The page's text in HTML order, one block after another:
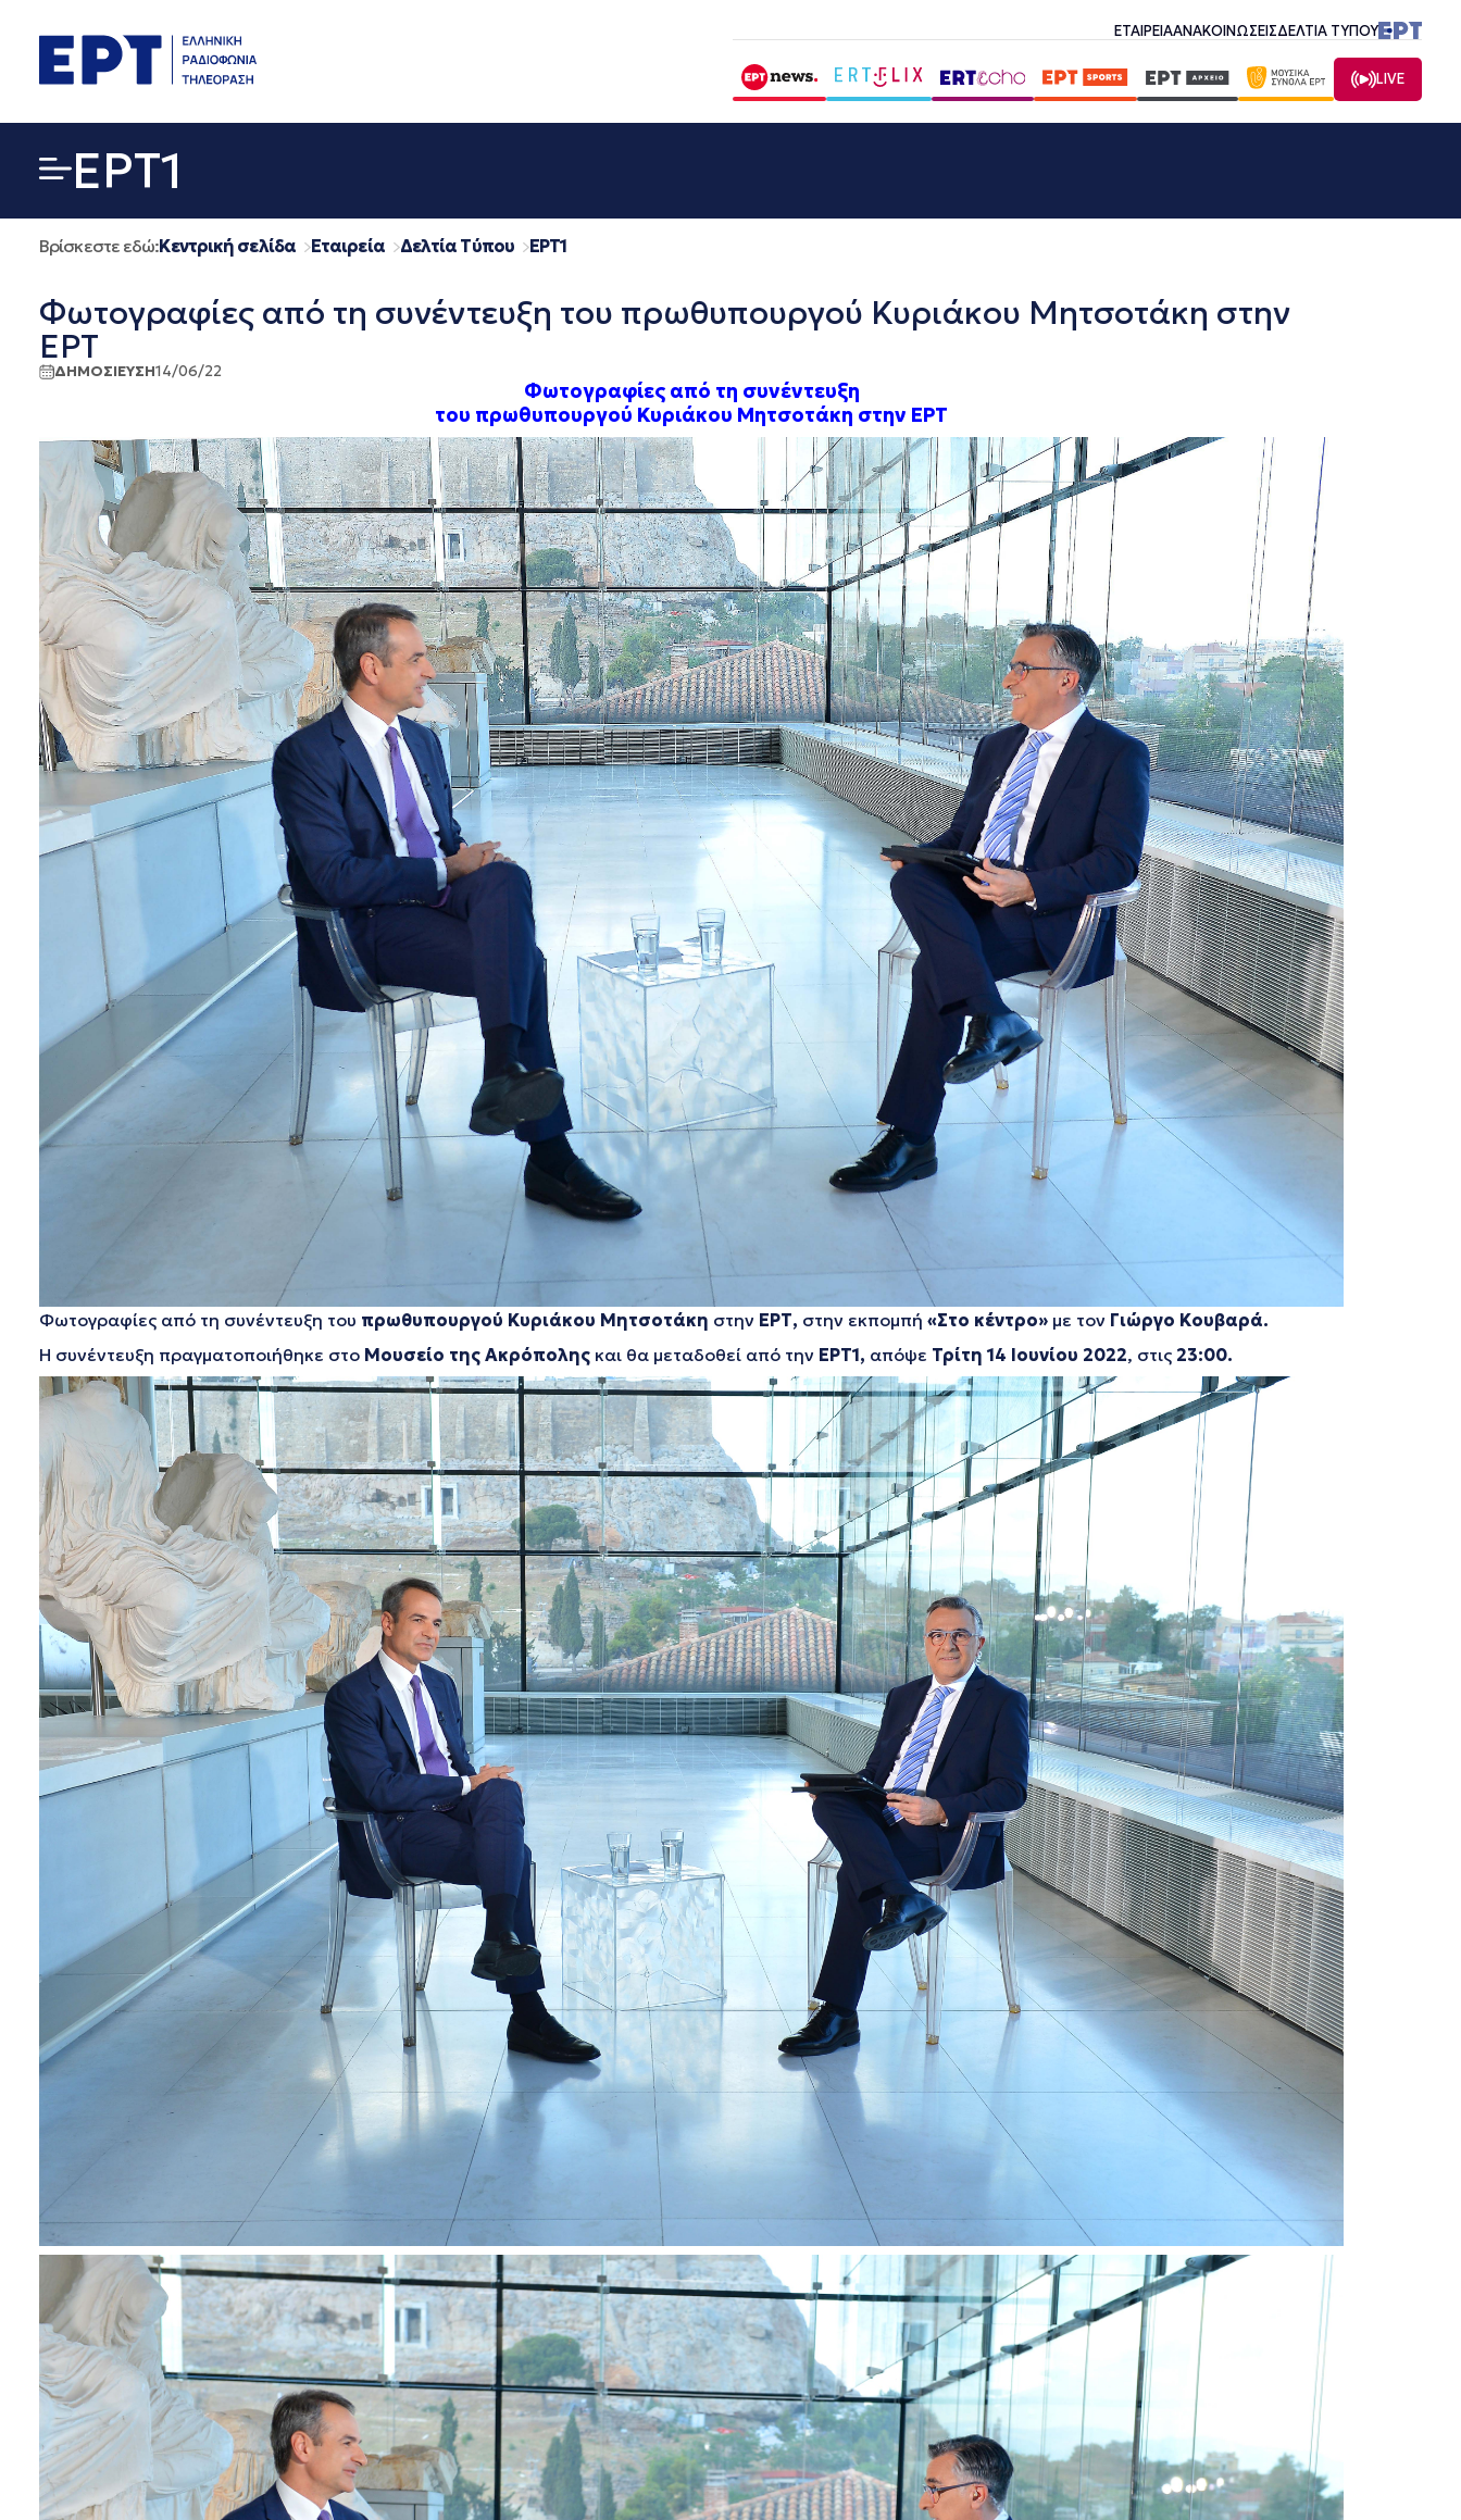
περιεχόμενο
ΕΤΑΙΡΕΙΑΑΝΑΚΟΙΝΩΣΕΙΣΔΕΛΤΙΑ ΤΥΠΟΥ
LIVE
EΡΤ1
Βρίσκεστε εδώ:Κεντρική σελίδα Εταιρεία Δελτία Τύπου EΡΤ1
Φωτογραφίες από τη συνέντευξη του πρωθυπουργού Κυριάκου Μητσοτάκη στην
ΕΡΤ
ΔΗΜΟΣΙΕΥΣΗ14/06/22
Φωτογραφίες από τη συνέντευξη
του πρωθυπουργού Κυριάκου Μητσοτάκη στην ΕΡΤ
Φωτογραφίες από τη συνέντευξη του πρωθυπουργού Κυριάκου Μητσοτάκη στην ΕΡΤ, στην εκπομπή «Στο κέντρο» με τον Γιώργο Κουβαρά.
Η συνέντευξη πραγματοποιήθηκε στο Μουσείο της Ακρόπολης και θα μεταδοθεί από την ΕΡΤ1, απόψε Τρίτη 14 Ιουνίου 2022, στις 23:00.